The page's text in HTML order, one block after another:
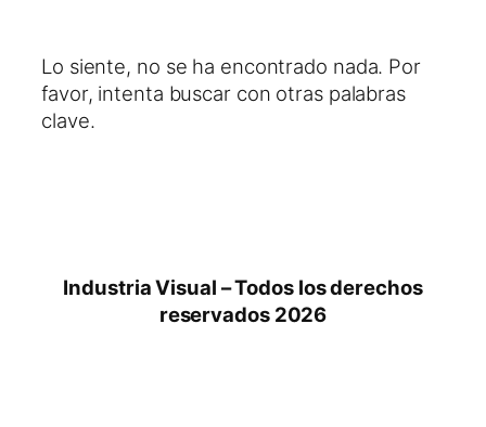
Lo siente, no se ha encontrado nada. Por
favor, intenta buscar con otras palabras
clave.
Industria Visual – Todos los derechos
reservados 2026